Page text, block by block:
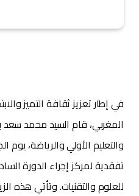
في إطار تعزيز ثقافة التميز
المغربي، قام السيد محمد سعد
تفقدية لمركز إجراء الدورة
للعلوم والتقنيات. وتأتي هذه